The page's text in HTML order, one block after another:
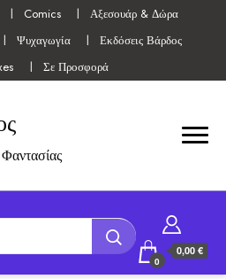
Comics
Αξεσουάρ & Δώρα
Ψυχαγωγία
Εκδόσεις Βάρδος
Σε Προσφορά
0
0,00 €